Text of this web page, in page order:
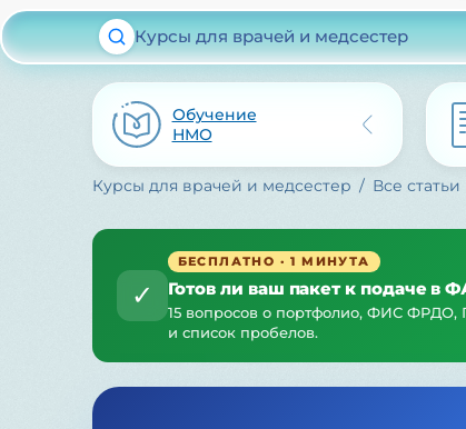
Курсы для врачей и медсестер
Обучение
НМО
Курсы для врачей и медсестер Все статьи
✓
БЕСПЛАТНО · 1 МИНУТА
Готов ли ваш пакет к подаче в
15 вопросов о портфолио, ФИС ФРДО,
и список пробелов.